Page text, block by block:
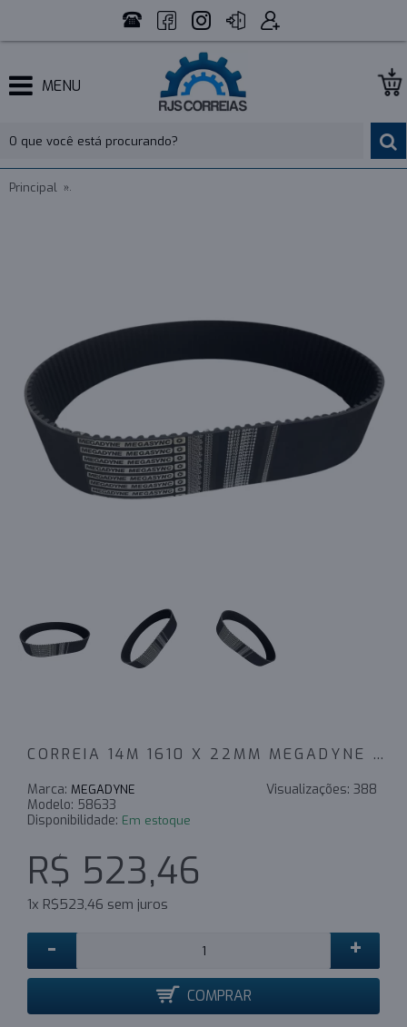
MENU
Principal
CORREIA 14M 1610 X 22MM MEGADYNE RPP - INDUSTRIAL
Visualizações: 388
Marca: MEGADYNE
Modelo: 58633
Disponibilidade: Em estoque
R$ 523,46
1x R$523,46 sem juros
- +
COMPRAR